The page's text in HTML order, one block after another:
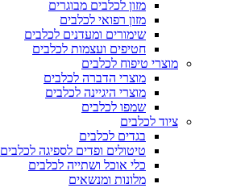
מזון לכלבים מבוגרים
מזון רפואי לכלבים
שימורים ומעדנים לכלבים
חטיפים ועצמות לכלבים
מוצרי טיפוח לכלבים
מוצרי הדברה לכלבים
מוצרי היגיינה לכלבים
שמפו לכלבים
ציוד לכלבים
בגדים לכלבים
טיטולים ופדים לספיגה לכלבים
כלי אוכל ושתייה לכלבים
מלונות ומנשאים